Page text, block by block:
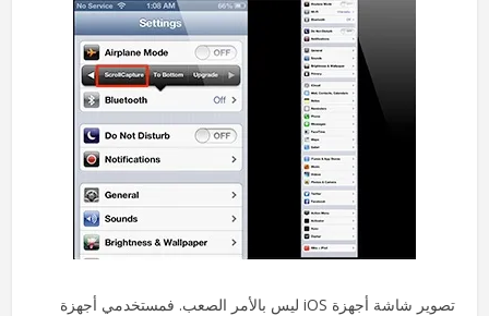
تصوير شاشة أجهزة iOS ليس بالأمر الصعب. فمستخدمي أجهزة